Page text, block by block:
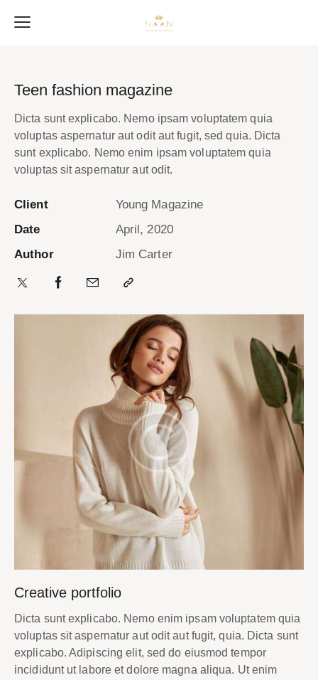
Teen fashion magazine
Creative portfolio
Dicta sunt explicabo. Nemo enim ipsam voluptatem quia
voluptas sit aspernatur aut odit aut fugit, quia. Dicta sunt
explicabo. Adipiscing elit, sed do eiusmod tempor
incididunt ut labore et dolore magna aliqua. Ut enim
Dicta sunt explicabo. Nemo ipsam voluptatem quia
voluptas aspernatur aut odit aut fugit, sed quia. Dicta
sunt explicabo. Nemo enim ipsam voluptatem quia
voluptas sit aspernatur aut odit.
Client
Young Magazine
Date
April, 2020
Author
Jim Carter